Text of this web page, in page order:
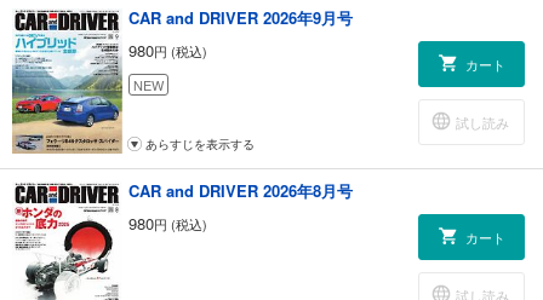
しいクルマがいいね
メルセデス・ベンツAMG 43 SL （乗って、走って、楽しいクルマ）
ポルシェ718ケイマンGTS4．0 （乗って、走って、楽しいクルマ）
アルピーヌA110 （乗って、走って、楽しいクルマ）
トヨタGRカローラ （乗って、走って、楽しいクルマ）
ホンダ・シビック・タイプR （乗って、走って、楽しいクルマ）
メルセデス・ベンツAMG・C63S・Eパフォーマンス （乗って、走って、
楽しいクルマ）
BMW・M3 （乗って、走って、楽しいクルマ）
トヨタGR86 （乗って、走って、楽しいクルマ）
マツダ・ロードスター （乗って、走って、楽しいクルマ）
SUBARUレヴォーグ （乗って、走って、楽しいクルマ）
CAR and DRIVER 2026年9月号
980円 (税込)
NEW
カート
試し読み
あらすじを表示する
CAR and DRIVER 2026年8月号
980円 (税込)
カート
試し読み